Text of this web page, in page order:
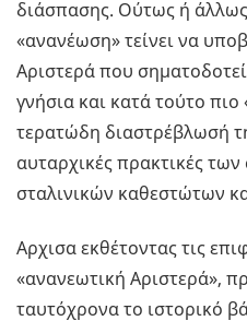
διάσπασης. Ούτως ή
«ανανέωση» τείνει να
Αριστερά που
γνήσια και κατά τούτο
τερατώδη διαστρέβλωσή
αυταρχικές πρακτικές
σταλινικών καθεστώτων
Αρχισα εκθέτοντας τις
«ανανεωτική Αριστερά»,
ταυτόχρονα το ιστορικό